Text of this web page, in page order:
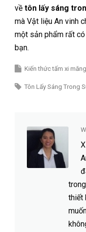
về tôn lấy sáng
mà Vật liệu An vinh
một sản phẩm rất
bạn.
Kiến thức tấm xi măng
Tôn Lấy Sáng Trong
thiết